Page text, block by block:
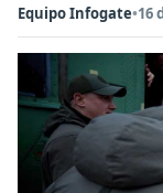
Equipo Infogate•16